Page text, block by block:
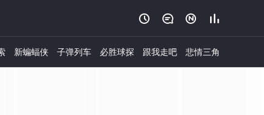
   
新蝙蝠侠 子弹列车 必胜球探 跟我走吧 悲情三角